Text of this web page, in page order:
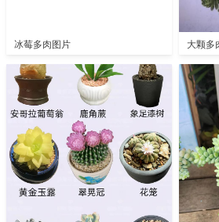
冰莓多肉图片 大颗多